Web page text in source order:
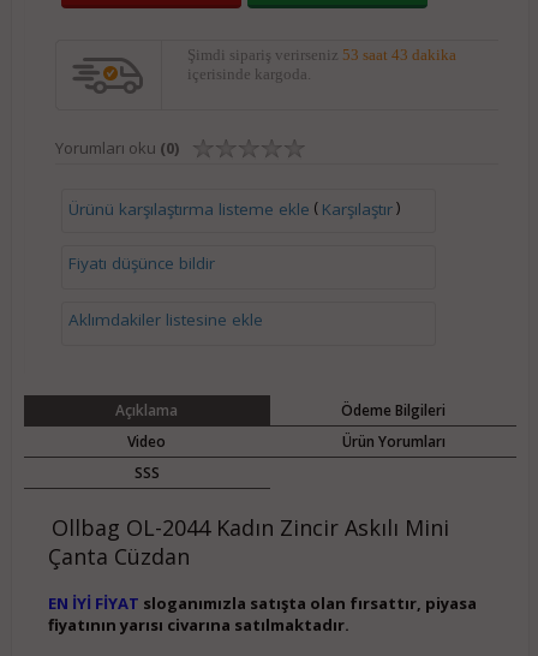
Şimdi sipariş verirseniz 53 saat 43 dakika
içerisinde kargoda.
Yorumları oku (0)
Ürünü karşılaştırma listeme ekle ( Karşılaştır)
Fiyatı düşünce bildir
Aklımdakiler listesine ekle
Açıklama
Ödeme Bilgileri
Video
Ürün Yorumları
SSS
Ollbag OL-2044 Kadın Zincir Askılı Mini
Çanta Cüzdan
EN İYİ FİYAT sloganımızla satışta olan fırsattır, piyasa
fiyatının yarısı civarına satılmaktadır.